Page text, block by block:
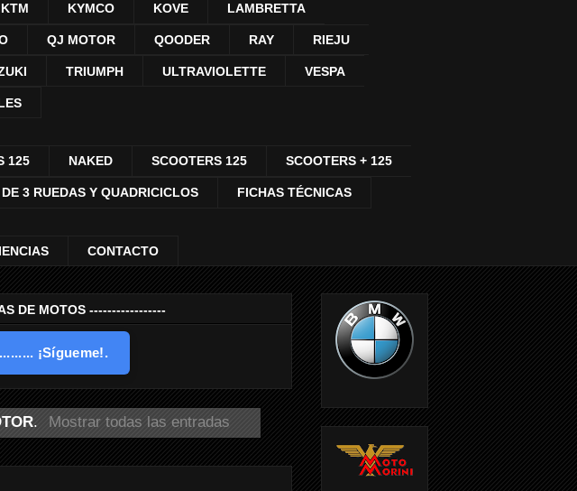
KTM KYMCO KOVE LAMBRETTA
QJ MOTOR QOODER RAY RIEJU
TRIUMPH ULTRAVIOLETTE VESPA
125 NAKED SCOOTERS 125 SCOOTERS + 125
3 RUEDAS Y QUADRICICLOS FICHAS TÉCNICAS
CONTACTO
DE MOTOS -----------------
¡Sígueme!.
. Mostrar todas las entradas